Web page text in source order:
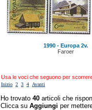
1990 - Europa 2v.
Faroer
Usa le voci che seguono per
Inizio 2 3 4 Avanti
Ho trovato 40 articoli che
Clicca su Aggiungi per